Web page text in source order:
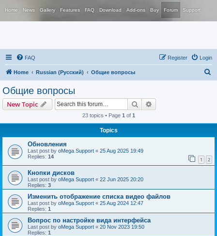
Home News Gallery Features FAQ Download Add-ons Buy Forum Support
FAQ Login
Register
Home Russian (Русский) Общие вопросы
Общие вопросы
New Topic Search
23 topics • Page 1 of 1
Topics
Обновления
Last post by oMega Support « 25 Aug 2025 19:49
Replies: 14 1 2
Кнопки дисков
Last post by oMega Support « 22 Jun 2025 20:20
Replies: 3
Изменить отображение списка видео файлов
Last post by oMega Support « 25 Aug 2024 12:47
Replies: 1
Вопрос по настройке вида интерфейса
Last post by oMega Support « 20 Nov 2023 19:50
Replies: 1